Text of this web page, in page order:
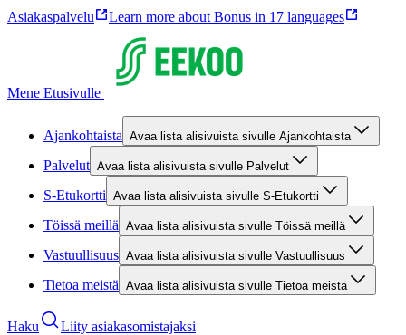
Asiakaspalvelu Learn more about Bonus in 17 languages
Mene Etusivulle
Ajankohtaista Avaa lista alisivuista sivulle Ajankohtaista
Palvelut Avaa lista alisivuista sivulle Palvelut
S-Etukortti Avaa lista alisivuista sivulle S-Etukortti
Töissä meillä Avaa lista alisivuista sivulle Töissä meillä
Vastuullisuus Avaa lista alisivuista sivulle Vastuullisuus
Tietoa meistä Avaa lista alisivuista sivulle Tietoa meistä
Haku Liity asiakasomistajaksi